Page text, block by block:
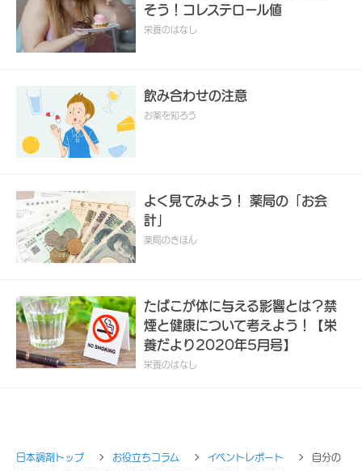
そう！コレステロール値
栄養のはなし
飲み合わせの注意
お薬を知ろう
よく見てみよう！ 薬局の「お会
計」
薬局のきほん
たばこが体に与える影響とは？禁
煙と健康について考えよう！【栄
養だより2020年5月号】
栄養のはなし
日本調剤トップ お役立ちコラム イベントレポート
自分の